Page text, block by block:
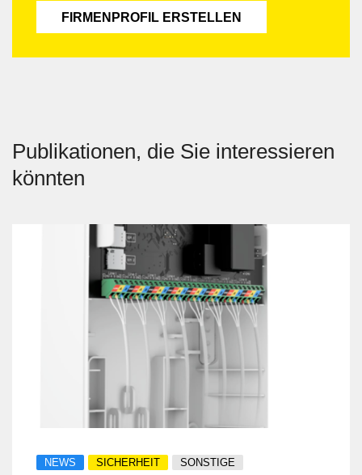
FIRMENPROFIL ERSTELLEN
Publikationen, die Sie interessieren
könnten
NEWS SICHERHEIT SONSTIGE